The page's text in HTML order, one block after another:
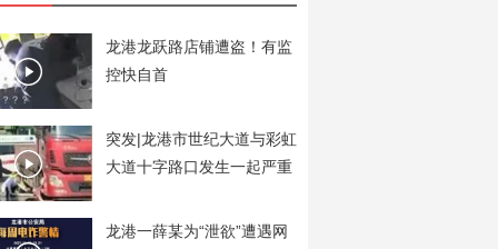
龙港龙跃路店铺遭盗！有监
控快自首
突发|龙港市世纪大道与彩虹
大道十字路口发生一起严重
龙港一薛某为“泄欲”遭遇网